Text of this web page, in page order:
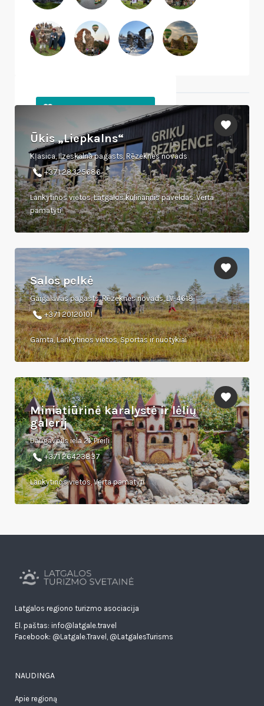
Ūkis „Liepkalns“
Kļasica, Ilzeskalna pagasts, Rēzeknes novads
+371 28325686
Lankytinos vietos, Latgalos kulinarinis paveldas, Verta
pamatyti
Salos pelkė
Gaigalavas pagasts, Rēzeknes novads, LV-4618
+371 20120101
Gamta, Lankytinos vietos, Sportas ir nuotykiai
Miniatiūrinė karalystė ir lėlių
galerij
Daugavpils iela 21, Preiļi
+371 26423837
Lankytinos vietos, Verta pamatyti
Latgalos regiono turizmo asociacija
El. paštas: info@latgale.travel
Facebook: @Latgale.Travel , @LatgalesTurisms
NAUDINGA
Apie regioną